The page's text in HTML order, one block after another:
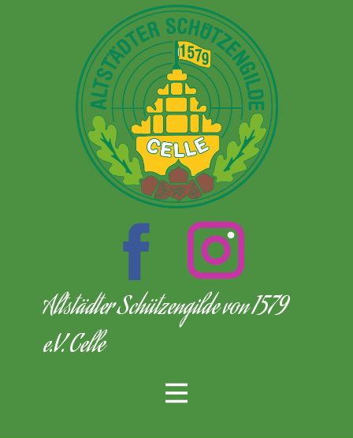
Altstädter Schützengilde von 1579
e.V. Celle